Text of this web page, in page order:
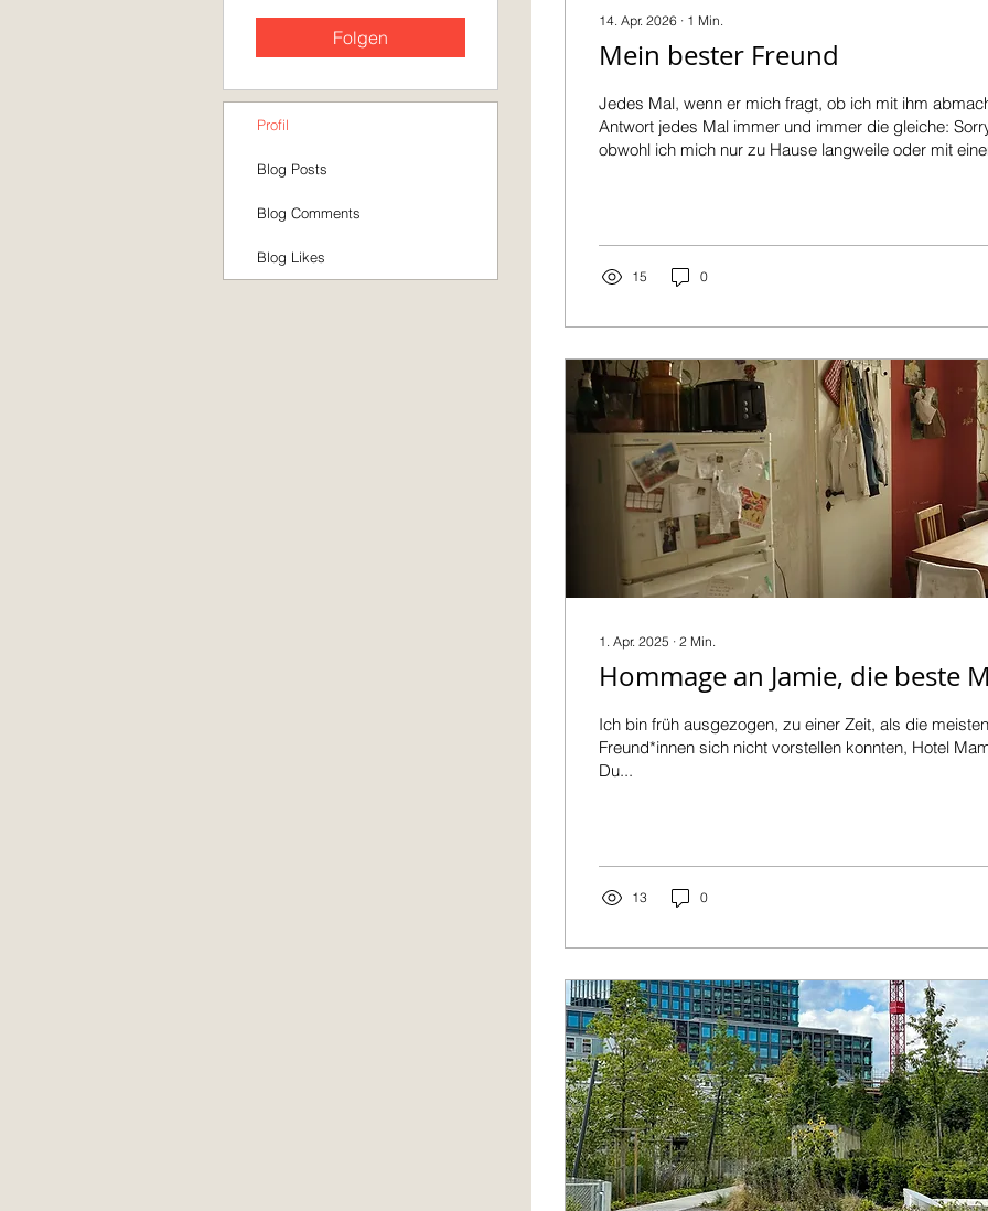
14. Apr. 2026 ∙ 1 Min.
Mein bester Freund
Jedes Mal, wenn er mich fragt, ob ich mit ihm
Antwort jedes Mal immer und immer die gleiche:
obwohl ich mich nur zu Hause langweile oder mit
geschlagen wurde. Und er ist 3.-Sekler. Ich musste
einmal fast...
15 0
1. Apr. 2025 ∙ 2 Min.
Hommage an Jamie, die beste
Ich bin früh ausgezogen, zu einer Zeit, als die
Freund*innen sich nicht vorstellen konnten, Hotel
Du...
13 0
Folgen
Profil
Blog Posts
Blog Comments
Blog Likes